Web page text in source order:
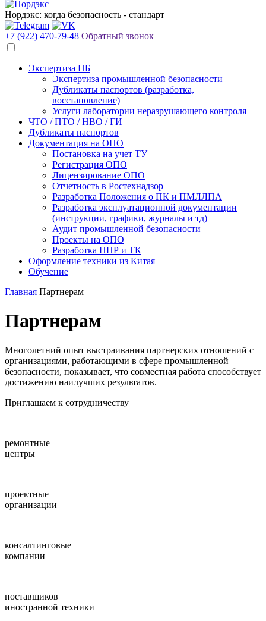
Нордэкс: когда безопасность - стандарт
+7 (922) 470-79-48 Обратный звонок
Экспертиза ПБ
Экспертиза промышленной безопасности
Дубликаты паспортов (разработка,
восстановление)
Услуги лаборатории неразрушающего контроля
ЧТО / ПТО / НВО / ГИ
Дубликаты паспортов
Документация на ОПО
Постановка на учет ТУ
Регистрация ОПО
Лицензирование ОПО
Отчетность в Ростехнадзор
Разработка Положения о ПК и ПМЛЛПА
Разработка эксплуатационной документации
(инструкции, графики, журналы и тд)
Аудит промышленной безопасности
Проекты на ОПО
Разработка ППР и ТК
Оформление техники из Китая
Обучение
Главная Партнерам
Партнерам
Многолетний опыт выстраивания партнерских отношений с
организациями, работающими в сфере промышленной
безопасности, показывает, что совместная работа способствует
достижению наилучших результатов.
Приглашаем к сотрудничеству
ремонтные
центры
проектные
организации
консалтинговые
компании
поставщиков
иностранной техники